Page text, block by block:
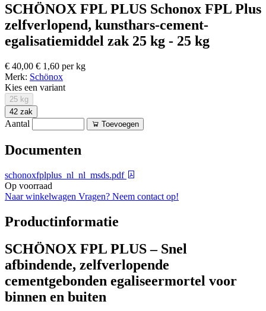
SCHÖNOX FPL PLUS Schonox FPL Plus
zelfverlopend, kunsthars-cement-
egalisatiemiddel zak 25 kg - 25 kg
€ 40,00 € 1,60 per kg
Merk: Schönox
Kies een variant
25 kg
42 zak
Aantal Toevoegen
Documenten
schonoxfplplus_nl_nl_msds.pdf
Op voorraad
Naar winkelwagen Vragen? Neem contact op!
Productinformatie
SCHÖNOX FPL PLUS – Snel
afbindende, zelfverlopende
cementgebonden egaliseermortel voor
binnen en buiten